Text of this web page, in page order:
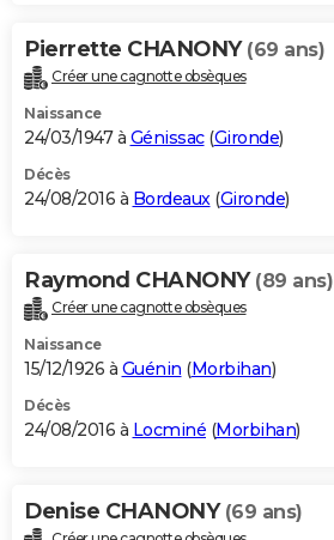
Pierrette CHANONY (69 ans)
Créer une cagnotte obsèques
Naissance
24/03/1947 à Génissac(Gironde)
Décès
24/08/2016 à Bordeaux(Gironde)
Raymond CHANONY (89 ans)
Créer une cagnotte obsèques
Naissance
15/12/1926 à Guénin (Morbihan)
Décès
24/08/2016 à Locminé (Morbihan)
Denise CHANONY (69 ans)